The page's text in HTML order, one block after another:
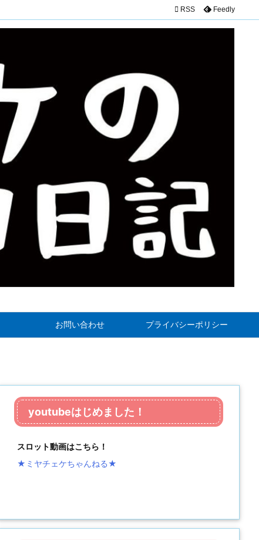
お問い合わせ プライバシーポリシー
 RSS Feedly
youtubeはじめました！
スロット動画はこちら！
★ミヤチェケちゃんねる★